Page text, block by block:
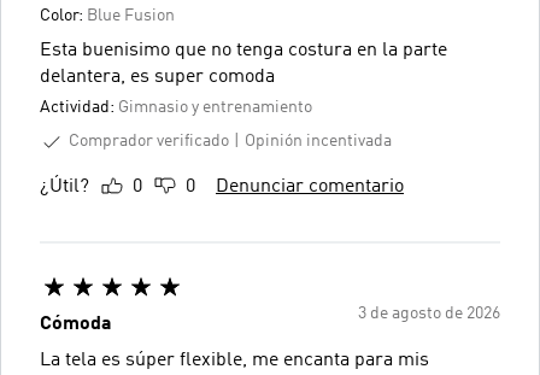
Color: Blue Fusion
Esta buenisimo que no tenga costura en la parte
delantera, es super comoda
Actividad: Gimnasio y entrenamiento
Comprador verificado
Opinión incentivada
¿Útil? 0 0 Denunciar comentario
3 de agosto de 2026
Cómoda
La tela es súper flexible, me encanta para mis